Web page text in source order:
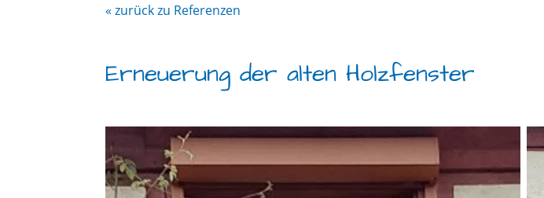
« zurück zu Referenzen
Erneuerung der alten Holzfenster